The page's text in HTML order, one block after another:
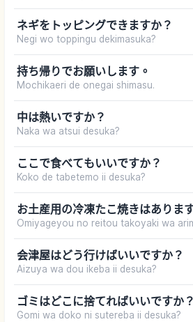
ネギをトッピングできますか？
Negi wo toppingu dekimasuka?
持ち帰りでお願いします。
Mochikaeri de onegai shimasu.
中は熱いですか？
Naka wa atsui desuka?
ここで食べてもいいですか？
Koko de tabetemo ii desuka?
お土産用の冷凍たこ焼きはありま
Omiyageyou no reitou takoyaki wa
会津屋はどう行けばいいですか？
Aizuya wa dou ikeba ii desuka?
ゴミはどこに捨てればいいですか？
Gomi wa doko ni sutereba ii desuka?